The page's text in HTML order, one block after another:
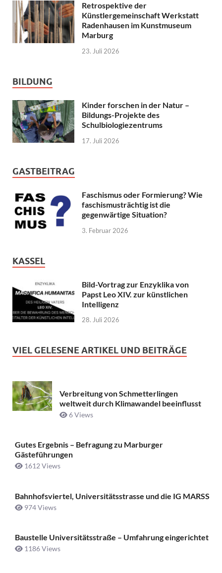
Retrospektive der
Künstlergemeinschaft Werkstatt
Radenhausen im Kunstmuseum
Marburg
23. Juli 2026
BILDUNG
Kinder forschen in der Natur –
Bildungs-Projekte des
Schulbiologiezentrums
17. Juli 2026
GASTBEITRAG
Faschismus oder Formierung? Wie
faschismusträchtig ist die
gegenwärtige Situation?
3. Februar 2026
KASSEL
Bild-Vortrag zur Enzyklika von
Papst Leo XIV. zur künstlichen
Intelligenz
28. Juli 2026
VIEL GELESENE ARTIKEL UND BEITRÄGE
Verbreitung von Schmetterlingen
weltweit durch Klimawandel beeinflusst
6 Views
Gutes Ergebnis – Befragung zu Marburger
Gästeführungen
1612 Views
Bahnhofsviertel, Universitätsstrasse und die IG MARSS
974 Views
Baustelle Universitätsstraße ­– Umfahrung eingerichtet
1186 Views